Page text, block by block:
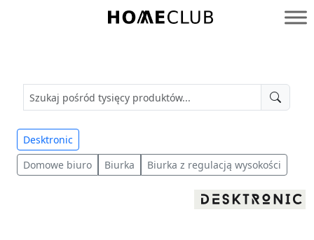
Homeclub
Desktronic
Domowe biuro
Biurka Biurka z regulacją wysokości